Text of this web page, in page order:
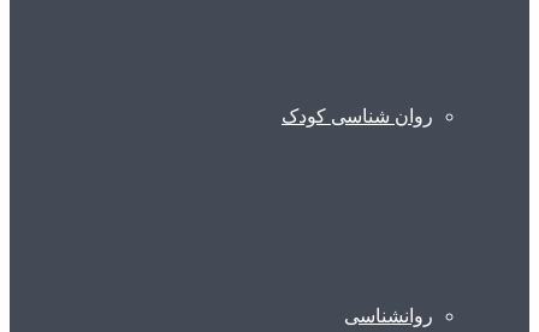
روان شناسی کودک
روانشناسی